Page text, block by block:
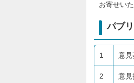
お寄せい
パブ
1 意見
2 意見